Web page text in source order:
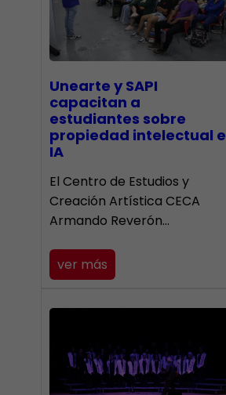
Unearte y SAPI
capacitan a
estudiantes sobre
propiedad intelectual e
IA
El Centro de Estudios y
Creación Artística CECA
Armando Reverón…
ver más